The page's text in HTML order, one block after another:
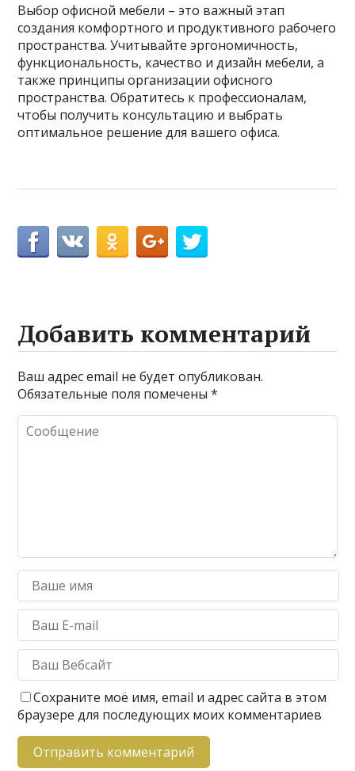
Выбор офисной мебели – это важный этап
создания комфортного и продуктивного рабочего
пространства. Учитывайте эргономичность,
функциональность, качество и дизайн мебели, а
также принципы организации офисного
пространства. Обратитесь к профессионалам,
чтобы получить консультацию и выбрать
оптимальное решение для вашего офиса.
Добавить комментарий
Ваш адрес email не будет опубликован.
Обязательные поля помечены*
Сохраните моё имя, email и адрес сайта в этом
браузере для последующих моих комментариев